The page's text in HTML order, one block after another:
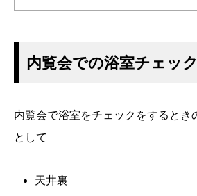
内覧会での浴室チェッ
内覧会で浴室をチェックをするとき
として
天井裏